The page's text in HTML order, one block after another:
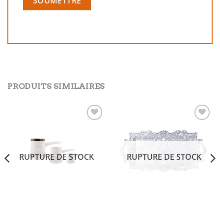
PRODUITS SIMILAIRES
RUPTURE DE STOCK
wishlist
RUPTURE DE STOCK